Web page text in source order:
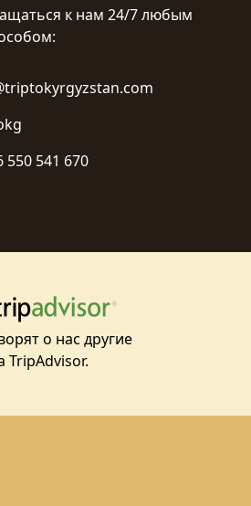
к нам 24/7 любым
550 541 670
о нас другие
TripAdvisor.